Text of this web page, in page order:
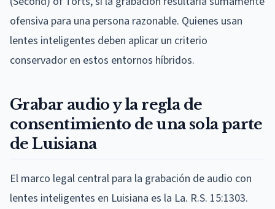
ofensiva para una persona razonable. Quienes usan
lentes inteligentes deben aplicar un criterio
conservador en estos entornos híbridos.
Grabar audio y la regla de
consentimiento de una sola parte
de Luisiana
El marco legal central para la grabación de audio con
lentes inteligentes en Luisiana es la La. R.S. 15:1303.